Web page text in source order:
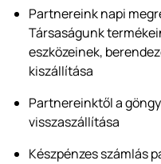
Partnereink napi
Társaságunk
eszközeinek,
kiszállítása
Partnereinktől a
visszaszállítása
Készpénzes számlás